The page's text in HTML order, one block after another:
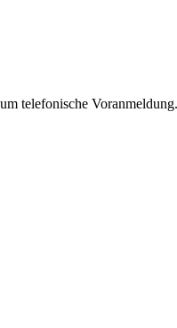
telefonische Voranmeldung.